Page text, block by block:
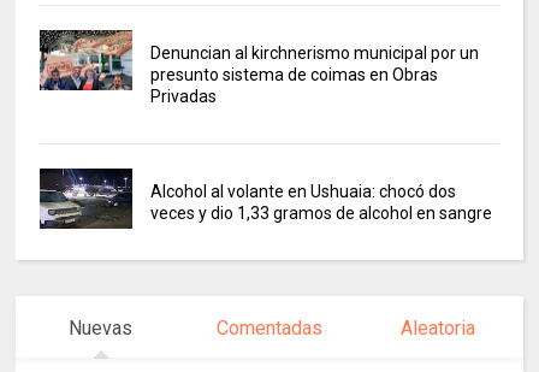
Denuncian al kirchnerismo municipal por un
presunto sistema de coimas en Obras
Privadas
Alcohol al volante en Ushuaia: chocó dos
veces y dio 1,33 gramos de alcohol en sangre
Nuevas Comentadas Aleatoria